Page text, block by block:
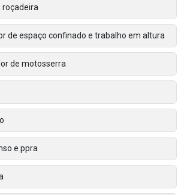
roçadeira
de espaço confinado e trabalho em altura
de motosserra
e ppra